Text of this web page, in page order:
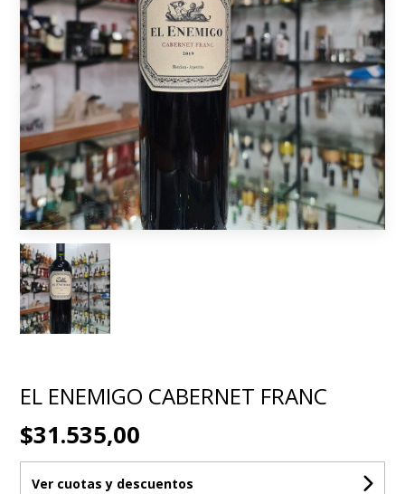
EL ENEMIGO CABERNET FRANC
$31.535,00
Ver cuotas y descuentos